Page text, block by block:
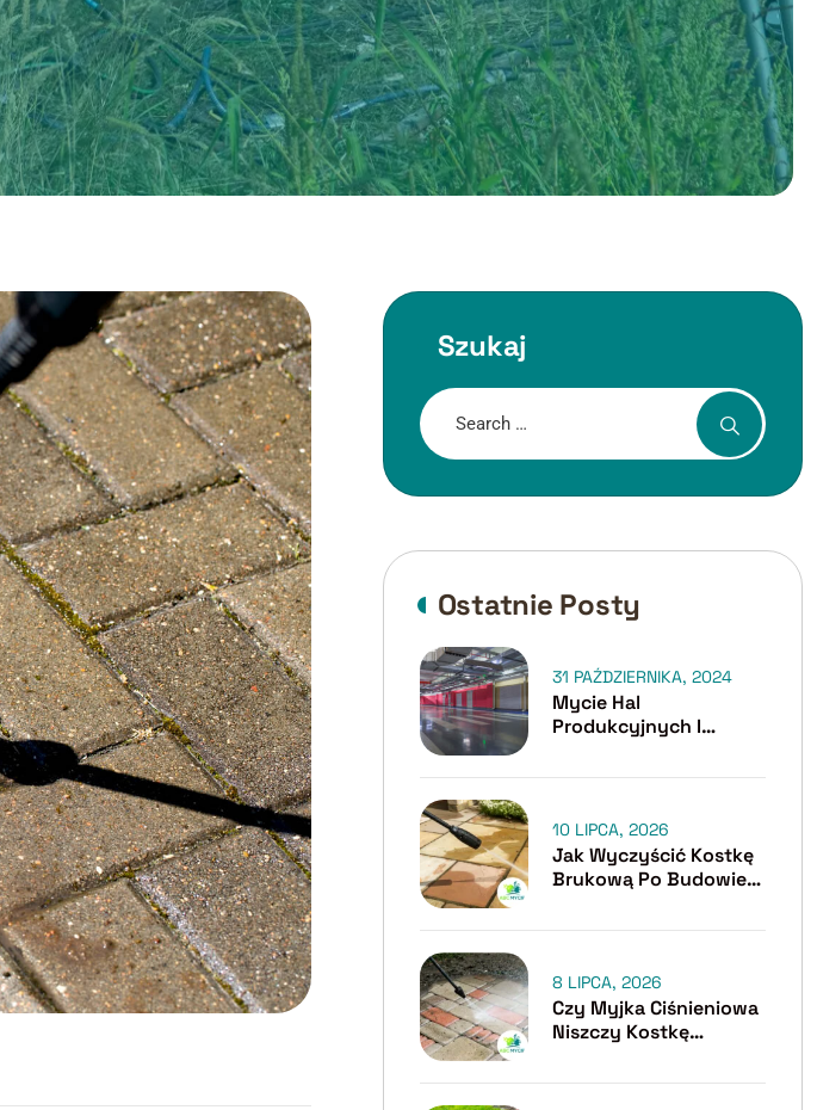
Szukaj
Ostatnie Posty
Mycie Hal
Produkcyjnych I
Cennik – Na Co Zwrócić
31 PAŹDZIERNIKA, 2024
Jak Wyczyścić Kostkę
Brukową Po Budowie
10 LIPCA, 2026
Czy Myjka Ciśnieniowa
Niszczy Kostkę
8 LIPCA, 2026